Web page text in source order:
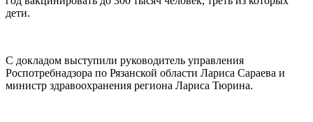
дети.
С докладом выступили руководитель управления
Роспотребнадзора по Рязанской области Лариса Сараева и
министр здравоохранения региона Лариса Тюрина.